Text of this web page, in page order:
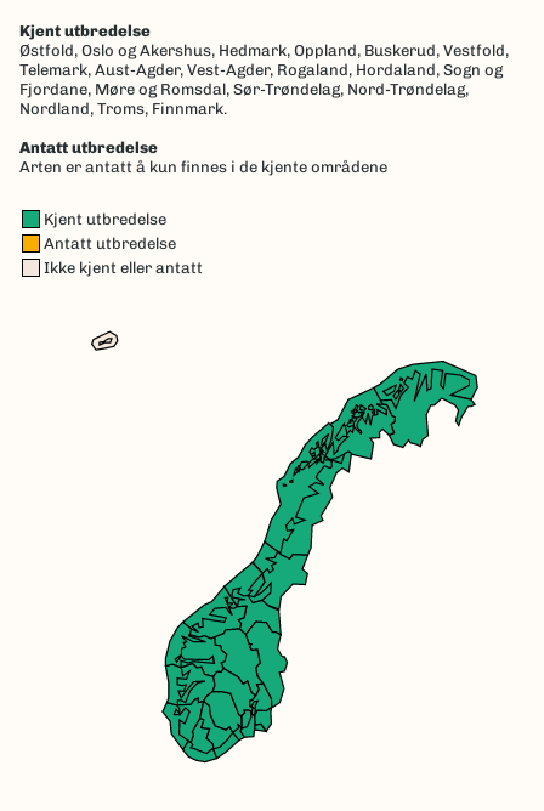
Kjent utbredelse
Østfold, Oslo og Akershus, Hedmark, Oppland, Buskerud, Vestfold,
Telemark, Aust-Agder, Vest-Agder, Rogaland, Hordaland, Sogn og
Fjordane, Møre og Romsdal, Sør-Trøndelag, Nord-Trøndelag,
Nordland, Troms, Finnmark.
Antatt utbredelse
Arten er antatt å kun finnes i de kjente områdene
Kjent utbredelse
Antatt utbredelse
Ikke kjent eller antatt